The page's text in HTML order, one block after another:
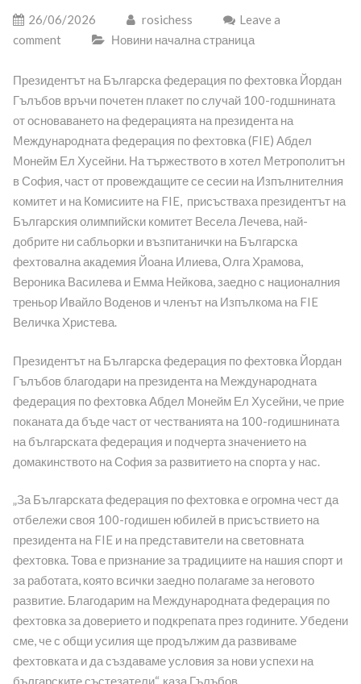
26/06/2026 rosichess
Leave a
comment
Новини начална страница
Президентът на Българска федерация по фехтовка Йордан
Гълъбов връчи почетен плакет по случай 100-годшнината
от основаването на федерацията на президента на
Международната федерация по фехтовка (FIE) Абдел
Монейм Ел Хусейни. На тържеството в хотел Метрополитън
в София, част от провеждащите се сесии на Изпълнителния
комитет и на Комисиите на FIE, присъстваха президентът на
Българския олимпийски комитет Весела Лечева, най-
добрите ни сабльорки и възпитанички на Българска
фехтовална академия Йоана Илиева, Олга Храмова,
Вероника Василева и Емма Нейкова, заедно с националния
треньор Ивайло Воденов и членът на Изпълкома на FIE
Величка Христева.
Президентът на Българска федерация по фехтовка Йордан
Гълъбов благодари на президента на Международната
федерация по фехтовка Абдел Монейм Ел Хусейни, че прие
поканата да бъде част от честванията на 100-годишнината
на българската федерация и подчерта значението на
домакинството на София за развитието на спорта у нас.
„За Българската федерация по фехтовка е огромна чест да
отбележи своя 100-годишен юбилей в присъствието на
президента на FIE и на представители на световната
фехтовка. Това е признание за традициите на нашия спорт и
за работата, която всички заедно полагаме за неговото
развитие. Благодарим на Международната федерация по
фехтовка за доверието и подкрепата през годините. Убедени
сме, че с общи усилия ще продължим да развиваме
фехтовката и да създаваме условия за нови успехи на
българските състезатели“, каза Гълъбов.